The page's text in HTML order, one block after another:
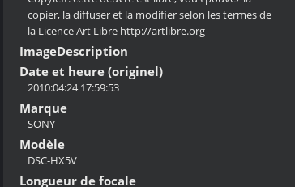
copier, la diffuser et la modifier selon les termes de
la Licence Art Libre http://artlibre.org
ImageDescription
Date et heure (originel)
2010:04:24 17:59:53
Marque
SONY
Modèle
DSC-HX5V
Longueur de focale